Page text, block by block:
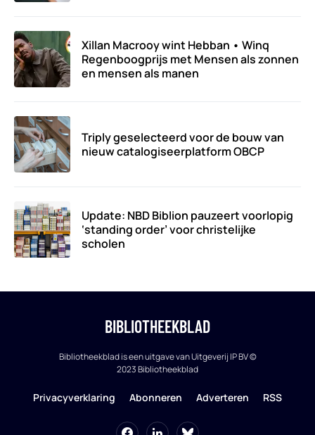
Xillan Macrooy wint Hebban • Winq
Regenboogprijs met Mensen als zonnen
en mensen als manen
Triply geselecteerd voor de bouw van
nieuw catalogiseerplatform OBCP
Update: NBD Biblion pauzeert voorlopig
‘standing order’ voor christelijke
scholen
BIBLIOTHEEKBLAD
Bibliotheekblad is een uitgave van Uitgeverij IP BV ©
2023 Bibliotheekblad
Privacyverklaring Abonneren Adverteren RSS